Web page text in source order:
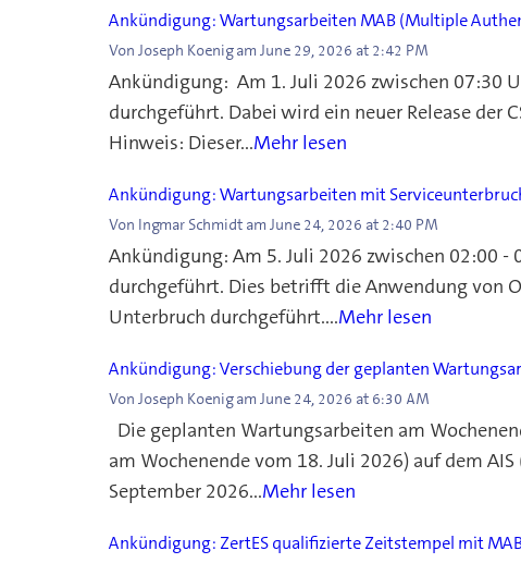
Ankündigung: Wartungsarbeiten MAB (Multiple
Von Joseph Koenig am June 29, 2026 at 2:42 PM
Ankündigung: Am 1. Juli 2026 zwischen 07:30
durchgeführt. Dabei wird ein neuer Release
Hinweis: Dieser...Mehr lesen
Ankündigung: Wartungsarbeiten mit
Von Ingmar Schmidt am June 24, 2026 at 2:40 PM
Ankündigung: Am 5. Juli 2026 zwischen 02:00
durchgeführt. Dies betrifft die Anwendung von
Unterbruch durchgeführt....Mehr lesen
Ankündigung: Verschiebung der geplanten
Von Joseph Koenig am June 24, 2026 at 6:30 AM
Die geplanten Wartungsarbeiten am
am Wochenende vom 18. Juli 2026) auf dem
September 2026...Mehr lesen
Ankündigung: ZertES qualifizierte Zeitstempel mit